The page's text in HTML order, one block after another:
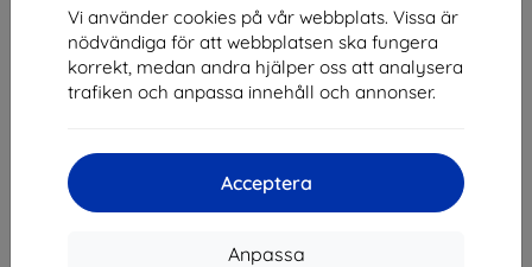
Vi använder cookies på vår webbplats. Vissa är
nödvändiga för att webbplatsen ska fungera
korrekt, medan andra hjälper oss att analysera
trafiken och anpassa innehåll och annonser.
Acceptera
Anpassa
89 kr
Sista varan i lager